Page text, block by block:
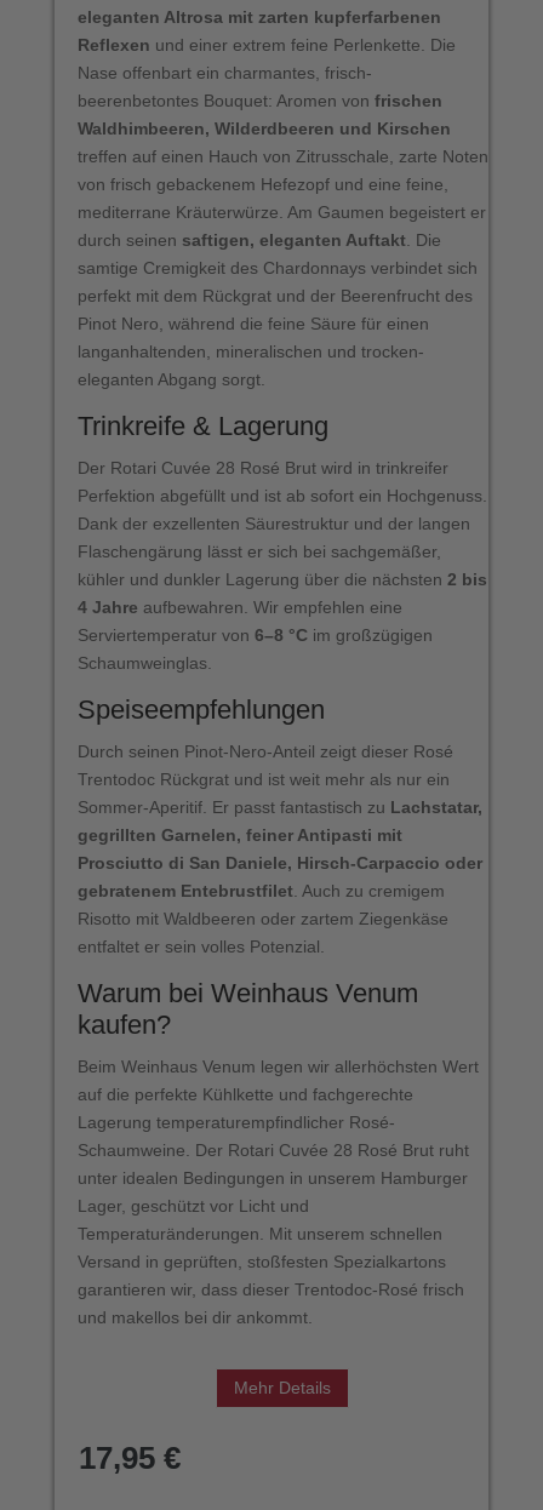
eleganten Altrosa mit zarten kupferfarbenen
Reflexen und einer extrem feine Perlenkette. Die
Nase offenbart ein charmantes, frisch-
beerenbetontes Bouquet: Aromen von frischen
Waldhimbeeren, Wilderdbeeren und Kirschen
treffen auf einen Hauch von Zitrusschale, zarte Noten
von frisch gebackenem Hefezopf und eine feine,
mediterrane Kräuterwürze. Am Gaumen begeistert er
durch seinen saftigen, eleganten Auftakt. Die
samtige Cremigkeit des Chardonnays verbindet sich
perfekt mit dem Rückgrat und der Beerenfrucht des
Pinot Nero, während die feine Säure für einen
langanhaltenden, mineralischen und trocken-
eleganten Abgang sorgt.
Trinkreife & Lagerung
Der Rotari Cuvée 28 Rosé Brut wird in trinkreifer
Perfektion abgefüllt und ist ab sofort ein Hochgenuss.
Dank der exzellenten Säurestruktur und der langen
Flaschengärung lässt er sich bei sachgemäßer,
kühler und dunkler Lagerung über die nächsten 2 bis
4 Jahre aufbewahren. Wir empfehlen eine
Serviertemperatur von 6–8 °C im großzügigen
Schaumweinglas.
Speiseempfehlungen
Durch seinen Pinot-Nero-Anteil zeigt dieser Rosé
Trentodoc Rückgrat und ist weit mehr als nur ein
Sommer-Aperitif. Er passt fantastisch zu Lachstatar,
gegrillten Garnelen, feiner Antipasti mit
Prosciutto di San Daniele, Hirsch-Carpaccio oder
gebratenem Entebrustfilet. Auch zu cremigem
Risotto mit Waldbeeren oder zartem Ziegenkäse
entfaltet er sein volles Potenzial.
Warum bei Weinhaus Venum
kaufen?
Beim Weinhaus Venum legen wir allerhöchsten Wert
auf die perfekte Kühlkette und fachgerechte
Lagerung temperaturempfindlicher Rosé-
Schaumweine. Der Rotari Cuvée 28 Rosé Brut ruht
unter idealen Bedingungen in unserem Hamburger
Lager, geschützt vor Licht und
Temperaturänderungen. Mit unserem schnellen
Versand in geprüften, stoßfesten Spezialkartons
garantieren wir, dass dieser Trentodoc-Rosé frisch
und makellos bei dir ankommt.
Mehr Details
17,95 €